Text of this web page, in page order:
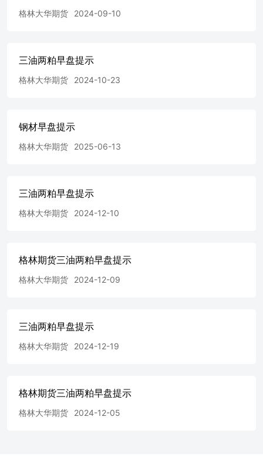
格林大华期货 2024-09-10
三油两粕早盘提示
格林大华期货 2024-10-23
钢材早盘提示
格林大华期货 2025-06-13
三油两粕早盘提示
格林大华期货 2024-12-10
格林期货三油两粕早盘提示
格林大华期货 2024-12-09
三油两粕早盘提示
格林大华期货 2024-12-19
格林期货三油两粕早盘提示
格林大华期货 2024-12-05